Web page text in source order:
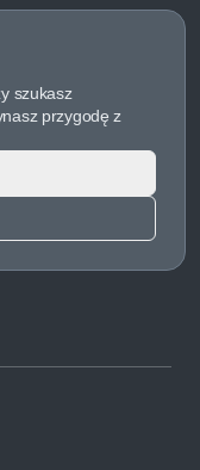
szukasz
przygodę z